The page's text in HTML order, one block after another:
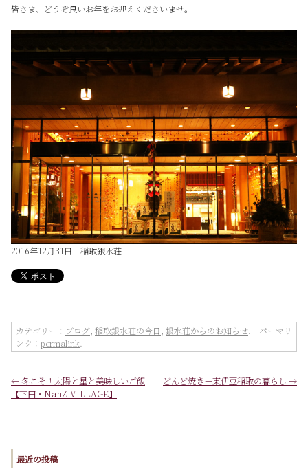
皆さま、どうぞ良いお年をお迎えくださいませ。
2016年12月31日 稲取銀水荘
カテゴリー： ブログ 稲取銀水荘の今日 銀水荘からのお知らせ . パーマリ
ンク： permalink
← 冬こそ！太陽と星と美味しいご飯
【下田・NanZ VILLAGE】
どんど焼き－東伊豆稲取の暮らし →
最近の投稿